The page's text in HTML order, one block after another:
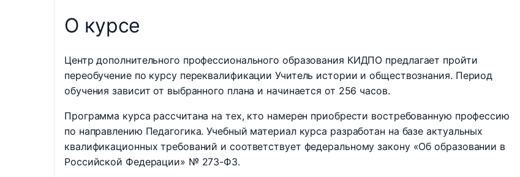
О курсе
Центр дополнительного профессионального образования КИДПО предлагает пройти
переобучение по курсу переквалификации Учитель истории и обществознания. Период
обучения зависит от выбранного плана и начинается от 256 часов.
Программа курса рассчитана на тех, кто намерен приобрести востребованную профессию
по направлению Педагогика. Учебный материал курса разработан на базе актуальных
квалификационных требований и соответствует федеральному закону «Об образовании в
Российской Федерации» № 273-ФЗ.